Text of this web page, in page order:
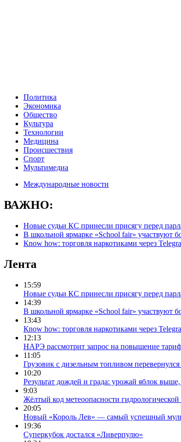
Политика
Экономика
Общество
Культура
Технологии
Медицина
Происшествия
Спорт
Мультимедиа
Международные новости
ВАЖНО:
Новые судьи КС принесли присягу перед
В школьной ярмарке «School fair» участвуют
Кnow how: торговля наркотиками через
Лента
15:59
Новые судьи КС принесли присягу перед
14:39
В школьной ярмарке «School fair» участвуют
13:43
Кnow how: торговля наркотиками через
12:13
НАРЭ рассмотрит запрос на повышение
11:05
Грузовик с дизельным топливом
10:20
Результат дождей и града: урожай яблок
9:03
Жёлтый код метеоопасности гидрологической
20:05
Новый «Король Лев» — самый успешный
19:36
Суперкубок достался «Ливерпулю»